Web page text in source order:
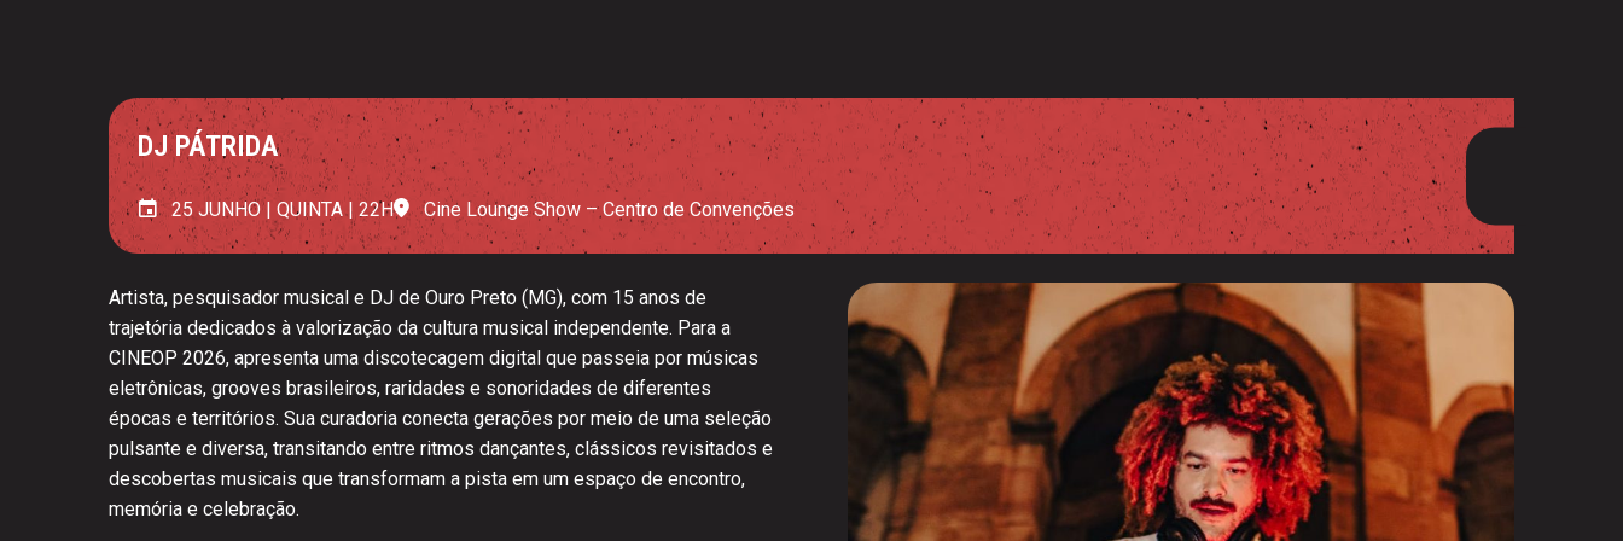
DJ PÁTRIDA
25 JUNHO | QUINTA | 22H Cine Lounge Show – Centro de Convenções
Artista, pesquisador musical e DJ de Ouro Preto (MG), com 15 anos de
trajetória dedicados à valorização da cultura musical independente. Para a
CINEOP 2026, apresenta uma discotecagem digital que passeia por músicas
eletrônicas, grooves brasileiros, raridades e sonoridades de diferentes
épocas e territórios. Sua curadoria conecta gerações por meio de uma seleção
pulsante e diversa, transitando entre ritmos dançantes, clássicos revisitados e
descobertas musicais que transformam a pista em um espaço de encontro,
memória e celebração.